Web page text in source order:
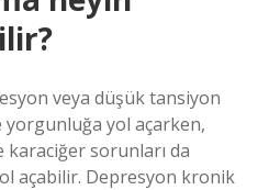
veya düşük tansiyon
yol açarken,
sorunları da
açabilir. Depresyon kronik